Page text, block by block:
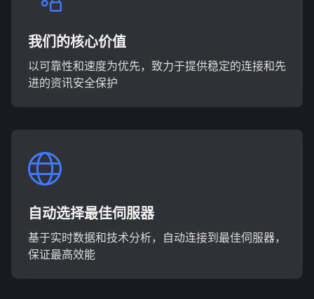
我们的核心价值
以可靠性和速度为优先，致力于提供稳定的连接和先
进的资讯安全保护
自动选择最佳伺服器
基于实时数据和技术分析，自动连接到最佳伺服器，
保证最高效能